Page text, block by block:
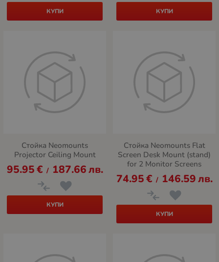
КУПИ КУПИ
Стойка Neomounts
Projector Ceiling Mount
95.95€ / 187.66лв.
КУПИ
Стойка Neomounts Flat
Screen Desk Mount (stand)
for 2 Monitor Screens
74.95€ / 146.59лв.
КУПИ